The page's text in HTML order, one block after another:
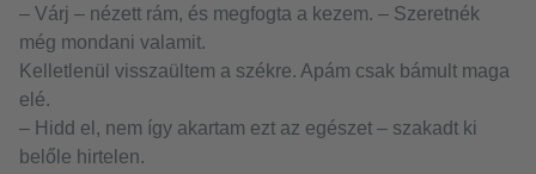
– Várj – nézett rám, és megfogta a kezem. – Szeretnék
még mondani valamit.
Kelletlenül visszaültem a székre. Apám csak bámult maga
elé.
– Hidd el, nem így akartam ezt az egészet – szakadt ki
belőle hirtelen.